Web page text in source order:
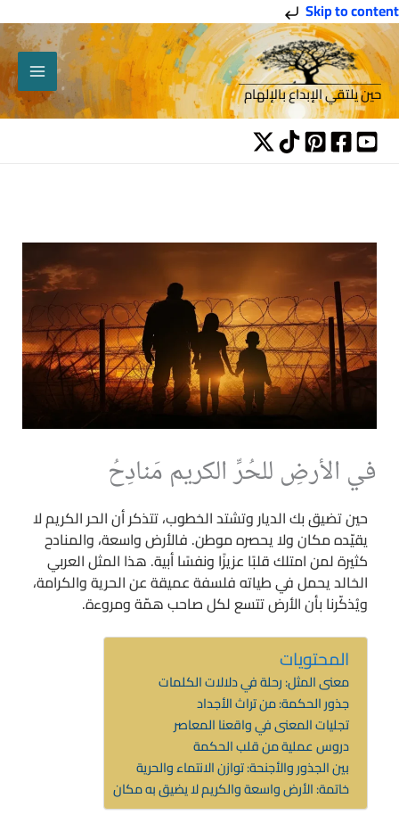
Skip to content
تخطي
إلى
المحتوى
حين يلتقي الإبداع بالإلهام
في الأرضِ للحُرِّ الكريم مَنادِحُ
حين تضيق بك الديار وتشتد الخطوب، تتذكر أن الحر الكريم لا
يقيّده مكان ولا يحصره موطن. فالأرض واسعة، والمنادح
كثيرة لمن امتلك قلبًا عزيزًا ونفسًا أبية. هذا المثل العربي
الخالد يحمل في طياته فلسفة عميقة عن الحرية والكرامة،
ويُذكّرنا بأن الأرض تتسع لكل صاحب همّة ومروءة.
المحتويات
معنى المثل: رحلة في دلالات الكلمات
جذور الحكمة: من تراث الأجداد
تجليات المعنى في واقعنا المعاصر
دروس عملية من قلب الحكمة
بين الجذور والأجنحة: توازن الانتماء والحرية
خاتمة: الأرض واسعة والكريم لا يضيق به مكان